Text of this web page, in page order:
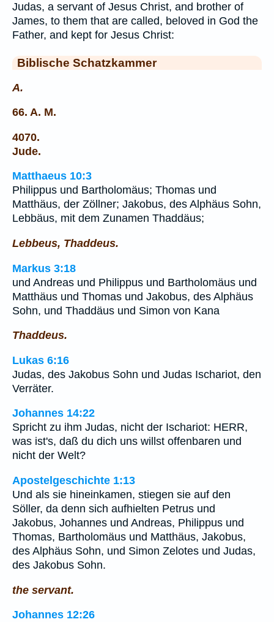
Judas, a servant of Jesus Christ, and brother of
James, to them that are called, beloved in God the
Father, and kept for Jesus Christ:
Biblische Schatzkammer
A.
66. A. M.
4070.
Jude.
Matthaeus 10:3
Philippus und Bartholomäus; Thomas und
Matthäus, der Zöllner; Jakobus, des Alphäus Sohn,
Lebbäus, mit dem Zunamen Thaddäus;
Lebbeus, Thaddeus.
Markus 3:18
und Andreas und Philippus und Bartholomäus und
Matthäus und Thomas und Jakobus, des Alphäus
Sohn, und Thaddäus und Simon von Kana
Thaddeus.
Lukas 6:16
Judas, des Jakobus Sohn und Judas Ischariot, den
Verräter.
Johannes 14:22
Spricht zu ihm Judas, nicht der Ischariot: HERR,
was ist's, daß du dich uns willst offenbaren und
nicht der Welt?
Apostelgeschichte 1:13
Und als sie hineinkamen, stiegen sie auf den
Söller, da denn sich aufhielten Petrus und
Jakobus, Johannes und Andreas, Philippus und
Thomas, Bartholomäus und Matthäus, Jakobus,
des Alphäus Sohn, und Simon Zelotes und Judas,
des Jakobus Sohn.
the servant.
Johannes 12:26